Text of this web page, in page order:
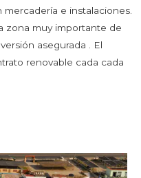
e instalaciones.
zona muy importante de
asegurada . El
renovable cada cada